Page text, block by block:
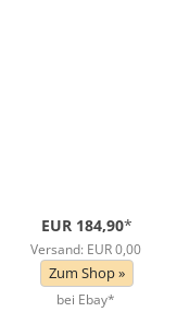
EUR 184,90*
Versand: EUR 0,00
Zum Shop »
bei Ebay*